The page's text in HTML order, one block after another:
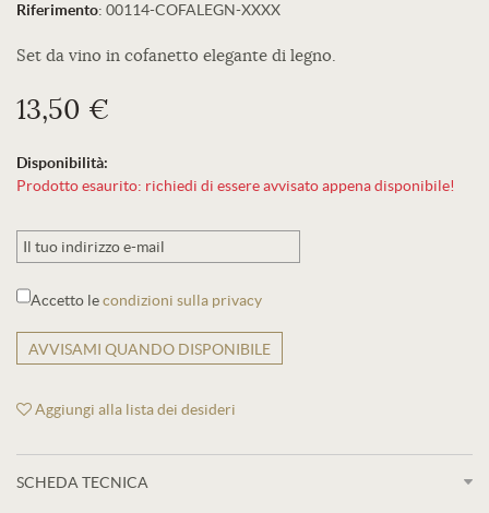
Riferimento: 00114-COFALEGN-XXXX
Set da vino in cofanetto elegante di legno.
13,50 €
Disponibilità:
Prodotto esaurito: richiedi di essere avvisato appena disponibile!
Accetto lecondizioni sulla privacy
AVVISAMI QUANDO DISPONIBILE
Aggiungi alla lista dei desideri
SCHEDA TECNICA